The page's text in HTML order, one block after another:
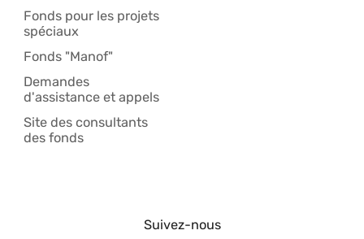
Fonds pour les projets
spéciaux
Fonds "Manof"
Demandes
d'assistance et appels
Site des consultants
des fonds
Suivez-nous